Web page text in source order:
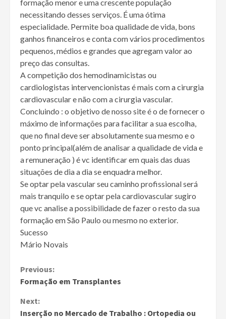
formação menor e uma crescente população
necessitando desses serviços. É uma ótima
especialidade. Permite boa qualidade de vida, bons
ganhos financeiros e conta com vários procedimentos
pequenos, médios e grandes que agregam valor ao
preço das consultas.
A competição dos hemodinamicistas ou
cardiologistas intervencionistas é mais com a cirurgia
cardiovascular e não com a cirurgia vascular.
Concluindo : o objetivo de nosso site é o de fornecer o
máximo de informações para facilitar a sua escolha,
que no final deve ser absolutamente sua mesmo e o
ponto principal(além de analisar a qualidade de vida e
a remuneração ) é vc identificar em quais das duas
situações de dia a dia se enquadra melhor.
Se optar pela vascular seu caminho profissional será
mais tranquilo e se optar pela cardiovascular sugiro
que vc analise a possibilidade de fazer o resto da sua
formação em São Paulo ou mesmo no exterior.
Sucesso
Mário Novais
Continue
Reading
Previous:
Formação em Transplantes
Next:
Inserção no Mercado de Trabalho : Ortopedia ou